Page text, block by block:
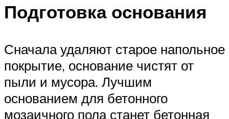
Подготовка основания
Сначала удаляют старое напольное
покрытие, основание чистят от
пыли и мусора. Лучшим
основанием для бетонного
мозаичного пола станет бетонная